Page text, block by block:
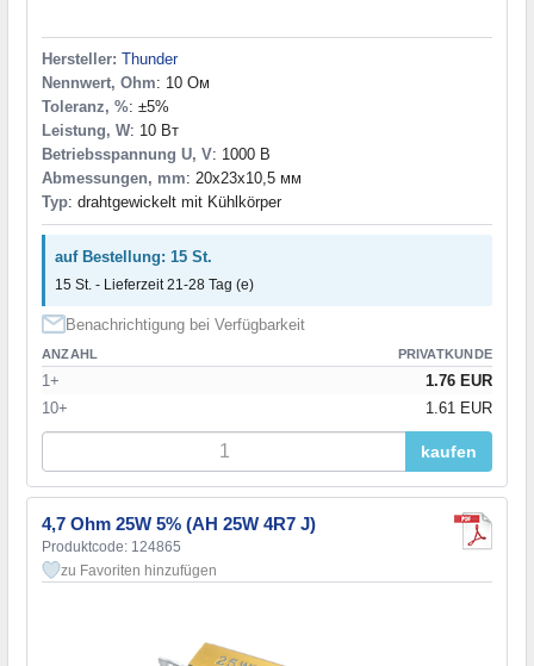
Hersteller: Thunder
Nennwert, Ohm: 10 Ом
Toleranz, %: ±5%
Leistung, W: 10 Вт
Betriebsspannung U, V: 1000 В
Abmessungen, mm: 20x23x10,5 мм
Typ: drahtgewickelt mit Kühlkörper
auf Bestellung: 15 St.
15 St. - Lieferzeit 21-28 Tag (e)
Benachrichtigung bei Verfügbarkeit
ANZAHL PRIVATKUNDE
1+
1.76 EUR
10+
1.61 EUR
kaufen
4,7 Ohm 25W 5% (AH 25W 4R7 J)
Produktcode: 124865
zu Favoriten hinzufügen